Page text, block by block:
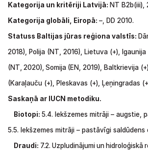
Kategorija un kritēriji Latvijā: NT B2b(iii),
Kategorija globāli, Eiropā: –, DD 2010.
Statuss Baltijas jūras reģiona valstīs:
2018), Polija (NT, 2016), Lietuva (+), Igaunija
(NT, 2020), Somija (EN, 2019), Baltkrievija
(Karaļauču (+), Pleskavas (+), Ļeņingradas
Saskaņā ar IUCN metodiku.
Biotopi: 5.4. Iekšzemes mitrāji – augstie,
5.5. Iekšzemes mitrāji – pastāvīgi saldūdens
Draudi: 7.2. Uzpludinājumiun hidroloģiskā